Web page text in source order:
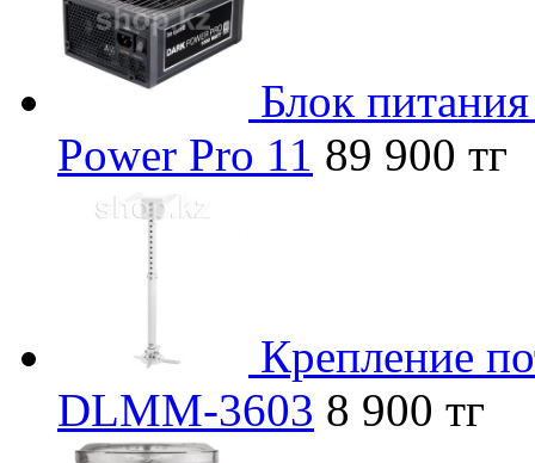
Блок
Power Pro 11 89 900 тг
Крепление
DLMM-3603 8 900 тг